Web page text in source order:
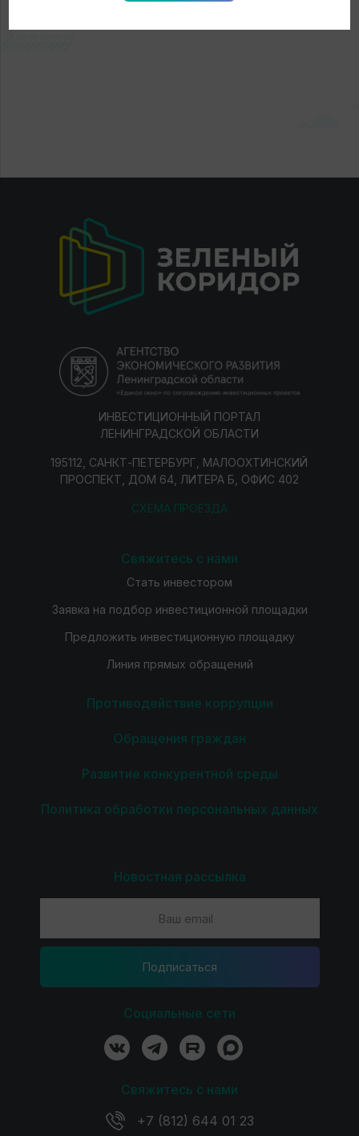
ИНВЕСТИЦИОННЫЙ ПОРТАЛ
ЛЕНИНГРАДСКОЙ ОБЛАСТИ
195112, САНКТ-ПЕТЕРБУРГ, МАЛООХТИНСКИЙ
ПРОСПЕКТ, ДОМ 64, ЛИТЕРА Б, ОФИС 402
СХЕМА ПРОЕЗДА
Свяжитесь с нами
Стать инвестором
Заявка на подбор инвестиционной площадки
Предложить инвестиционную площадку
Линия прямых обращений
Противодействие коррупции
Обращения граждан
Развитие конкурентной среды
Политика обработки персональных данных
Новостная рассылка
Подпиcаться
Социальные сети
Свяжитесь с нами
+7 (812) 644 01 23